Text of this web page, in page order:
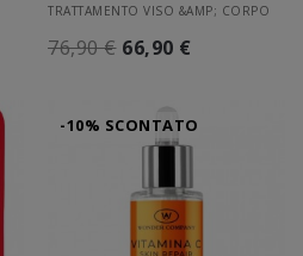
TRATTAMENTO VISO &AMP; CORPO
76,90 € 66,90 €
-10% SCONTATO